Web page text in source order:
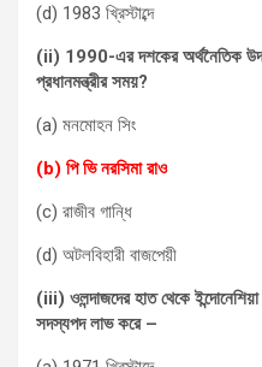
(d) 1983 খ্রিস্টাব্দে
(ii) 1990-এর দশকের অর্থনৈতিক
প্রধানমন্ত্রীর সময়?
(a) মনমোহন সিং
(b) পি ভি নরসিমা রাও
(c) রাজীব গান্ধি
(d) অটলবিহারী বাজপেয়ী
(iii) ওলন্দাজদের হাত থেকে
সদস্যপদ লাভ করে –